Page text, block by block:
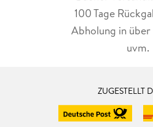
100 Tage
Abholung in über
uvm.
ZUGESTELLT